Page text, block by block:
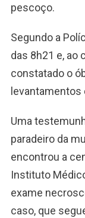
pescoço.
Segundo a
das 8h21 e, ao
constatado o
levantamentos
Uma
paradeiro da
encontrou a
Instituto
exame
caso, que